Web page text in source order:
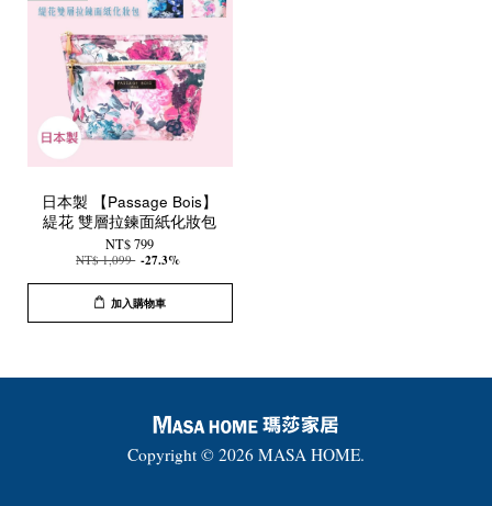
日本製 【Passage Bois】
緹花 雙層拉鍊面紙化妝包
NT$ 799
NT$ 1,099 -27.3%
加入購物車
Copyright © 2026 MASA HOME.